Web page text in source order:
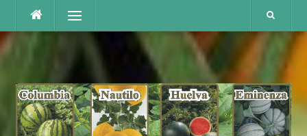
Praleisti
Menu